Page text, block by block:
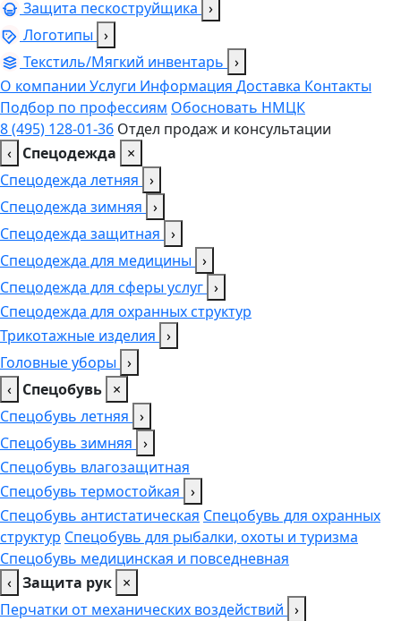
Защита пескоструйщика ›
Логотипы ›
Текстиль/Мягкий инвентарь ›
О компании Услуги Информация Доставка Контакты
Подбор по профессиям Обосновать НМЦК
8 (495) 128-01-36 Отдел продаж и консультации
‹ Спецодежда
×
Спецодежда летняя ›
Спецодежда зимняя ›
Спецодежда защитная ›
Спецодежда для медицины ›
Спецодежда для сферы услуг ›
Спецодежда для охранных структур
Трикотажные изделия ›
Головные уборы ›
‹ Спецобувь ×
Спецобувь летняя ›
Спецобувь зимняя ›
Спецобувь влагозащитная
Спецобувь термостойкая ›
Спецобувь антистатическая Спецобувь для охранных
структур Спецобувь для рыбалки, охоты и туризма
Спецобувь медицинская и повседневная
‹ Защита рук ×
Перчатки от механических воздействий ›